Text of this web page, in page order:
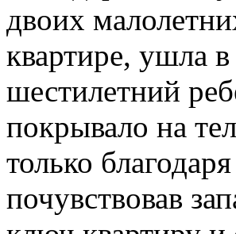
двоих
квартире, ушла
шестилетний
покрывало на
только
почувствовав